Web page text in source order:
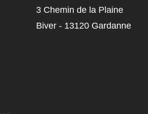
3 Chemin de la Plaine
Biver - 13120 Gardanne